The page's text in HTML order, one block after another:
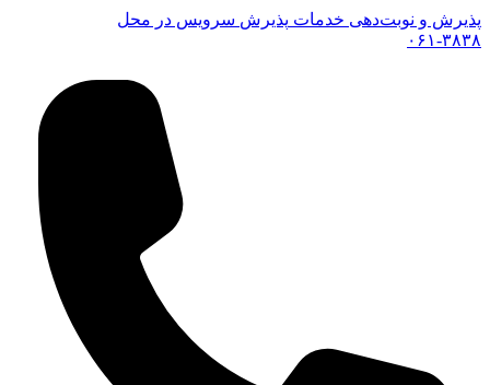
پذیرش و نوبت‌دهی خدمات پذیرش سرویس در محل
۰۶۱-۳۸۳۸